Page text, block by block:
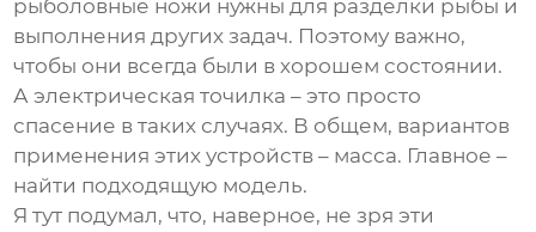
рыболовные ножи нужны для разделки рыбы и
выполнения других задач. Поэтому важно,
чтобы они всегда были в хорошем состоянии.
А электрическая точилка – это просто
спасение в таких случаях. В общем, вариантов
применения этих устройств – масса. Главное –
найти подходящую модель.
Я тут подумал, что, наверное, не зря эти